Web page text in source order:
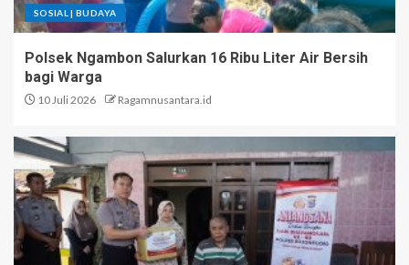
SOSIAL | BUDAYA
Polsek Ngambon Salurkan 16 Ribu Liter Air Bersih
bagi Warga
10 Juli 2026 Ragamnusantara.id